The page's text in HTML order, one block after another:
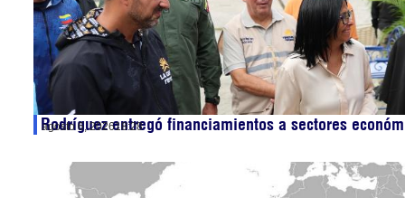
Rodríguez entregó financiamientos a sectores
agosto 6, 202618:28